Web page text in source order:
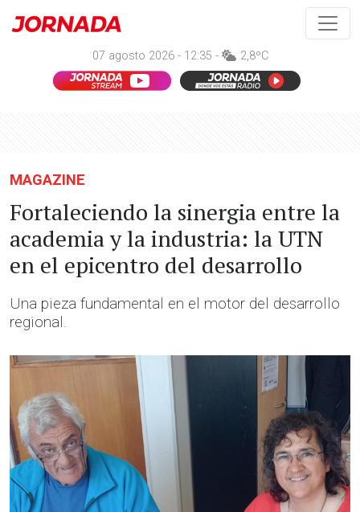
07 agosto 2026 - 12:35 - 2,8ºC
MAGAZINE
Fortaleciendo la sinergia entre la
academia y la industria: la UTN
en el epicentro del desarrollo
Una pieza fundamental en el motor del desarrollo
regional.